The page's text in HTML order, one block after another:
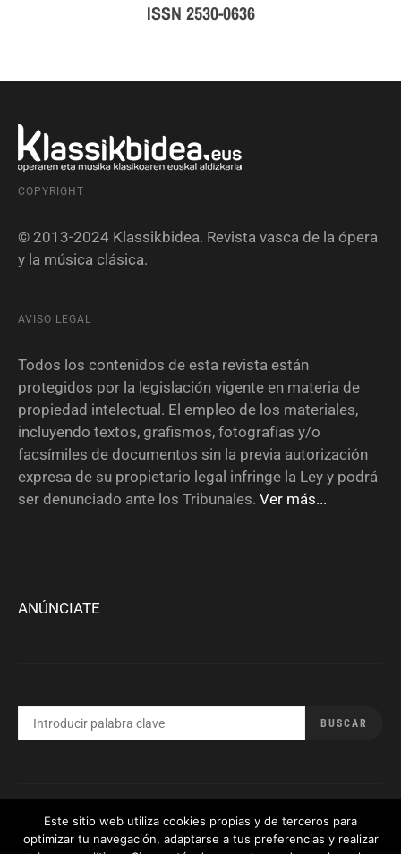
ISSN 2530-0636
COPYRIGHT
© 2013-2024 Klassikbidea. Revista vasca de la ópera
y la música clásica.
AVISO LEGAL
Todos los contenidos de esta revista están
protegidos por la legislación vigente en materia de
propiedad intelectual. El empleo de los materiales,
incluyendo textos, grafismos, fotografías y/o
facsímiles de documentos sin la previa autorización
expresa de su propietario legal infringe la Ley y podrá
ser denunciado ante los Tribunales. Ver más...
ANÚNCIATE
POR:
BUSCAR
#Política de privacidad
Este sitio web utiliza cookies propias y de terceros para
optimizar tu navegación, adaptarse a tus preferencias y realizar